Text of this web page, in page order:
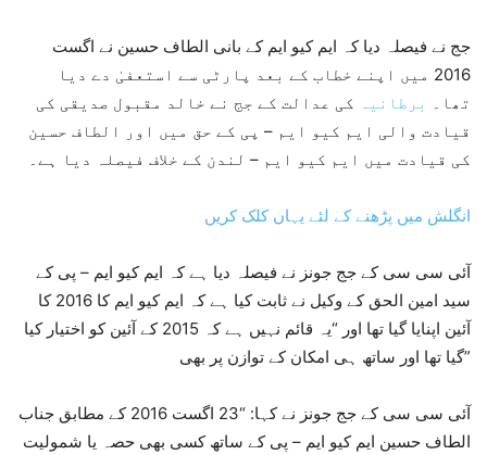
جج نے فیصلہ دیا کہ ایم کیو ایم کے بانی الطاف حسین نے اگست
2016 میں اپنے خطاب کے بعد پارٹی سے استعفیٰ دے دیا
تھا۔ برطانیہ کی عدالت کے جج نے خالد مقبول صدیقی کی
قیادت والی ایم کیو ایم – پی کے حق میں اور الطاف حسین
کی قیادت میں ایم کیو ایم – لندن کے خلاف فیصلہ دیا ہے۔
انگلش میں پڑھنے کے لئے یہاں کلک کریں
آئی سی سی کے جج جونز نے فیصلہ دیا ہے کہ ایم کیو ایم – پی کے
سید امین الحق کے وکیل نے ثابت کیا ہے کہ ایم کیو ایم کا 2016 کا
آئین اپنایا گیا تھا اور “یہ قائم نہیں ہے کہ 2015 کے آئین کو اختیار کیا
گیا تھا اور ساتھ ہی امکان کے توازن پر بھی”
آئی سی سی کے جج جونز نے کہا: “23 اگست 2016 کے مطابق جناب
الطاف حسین ایم کیو ایم – پی کے ساتھ کسی بھی حصہ یا شمولیت